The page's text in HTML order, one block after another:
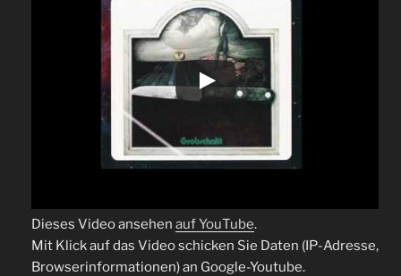
Dieses Video ansehen auf YouTube.
Mit Klick auf das Video schicken Sie Daten (IP-Adresse,
Browserinformationen) an Google-Youtube.